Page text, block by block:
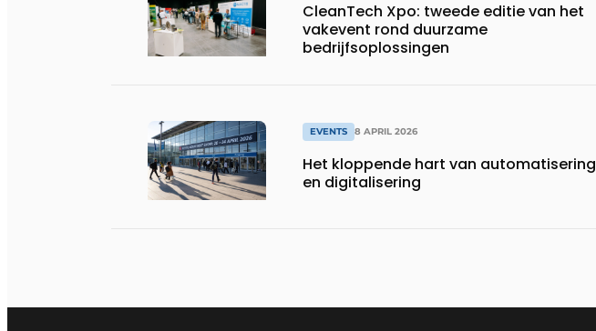
CleanTech Xpo: tweede editie van het
vakevent rond duurzame
bedrijfsoplossingen
EVENTS 8 APRIL 2026
Het kloppende hart van automatisering
en digitalisering